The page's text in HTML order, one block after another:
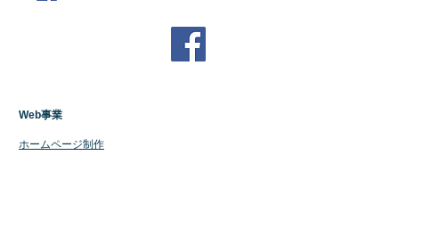
Web事業
​ホームページ制作